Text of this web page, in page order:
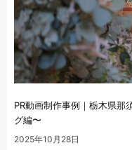
PR動画制作事例｜栃木県那
グ編〜
2025年10月28日